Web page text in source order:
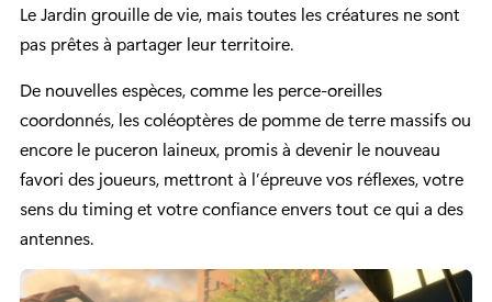
Le Jardin grouille de vie, mais toutes les créatures ne sont
pas prêtes à partager leur territoire.
De nouvelles espèces, comme les perce-oreilles
coordonnés, les coléoptères de pomme de terre massifs ou
encore le puceron laineux, promis à devenir le nouveau
favori des joueurs, mettront à l’épreuve vos réflexes, votre
sens du timing et votre confiance envers tout ce qui a des
antennes.